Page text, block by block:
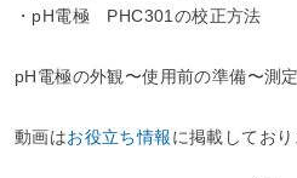
・pH電極 PHC301の校正方法
pH電極の外観〜使用前の準備〜測
動画はお役立ち情報に掲載しており